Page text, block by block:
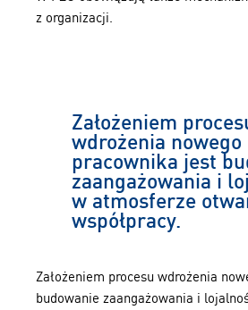
z organizacji.
Założeniem
wdrożenia nowego
pracownika jest
zaangażowania i
w atmosferze
współpracy.
Założeniem procesu wdrożenia
budowanie zaangażowania i